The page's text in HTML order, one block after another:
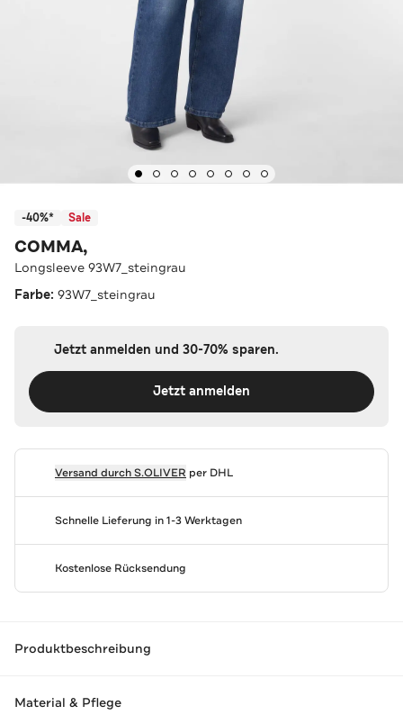
-40%* Sale
COMMA,
Longsleeve 93W7_steingrau
Farbe: 93W7_steingrau
Jetzt anmelden und 30-70% sparen.
Jetzt anmelden
Versand durchS.OLIVER per DHL
Schnelle Lieferung in 1-3 Werktagen
Kostenlose Rücksendung
Produktbeschreibung
Material & Pflege